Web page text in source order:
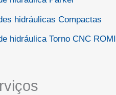
hidráulicas Compactas
hidráulica Torno CNC ROMI